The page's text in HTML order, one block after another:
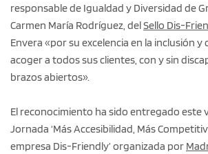
responsable de Igualdad y Diversidad de
Carmen María Rodríguez, delSello Dis-
Envera «por su excelencia en la inclusión
acoger a todos sus clientes, con y sin
brazos abiertos».
El reconocimiento ha sido entregado este
Jornada ‘Más Accesibilidad, Más
empresa Dis-Friendly’ organizada por